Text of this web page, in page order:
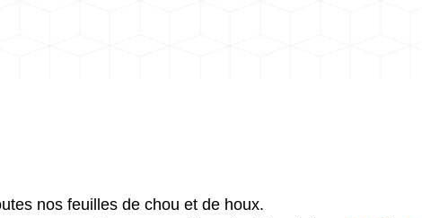
nos feuilles de chou et de houx.